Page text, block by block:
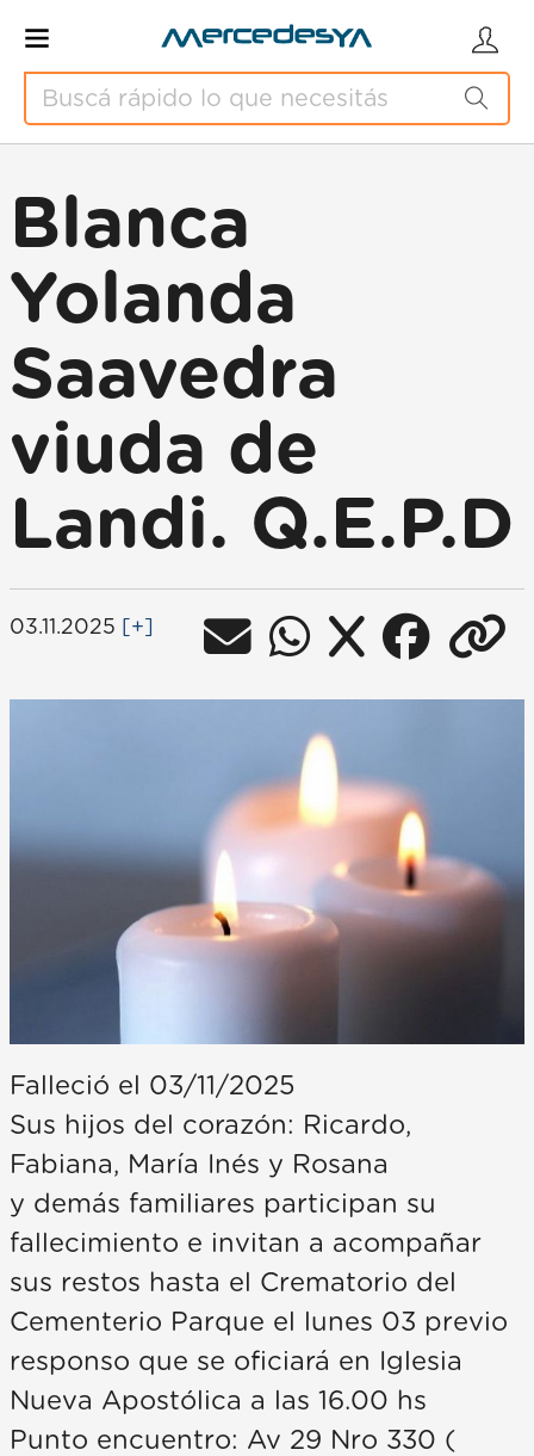
Blanca
Yolanda
Saavedra
viuda de
Landi. Q.E.P.D
03.11.2025 [+]
Falleció el 03/11/2025
Sus hijos del corazón: Ricardo,
Fabiana, María Inés y Rosana
y demás familiares participan su
fallecimiento e invitan a acompañar
sus restos hasta el Crematorio del
Cementerio Parque el lunes 03 previo
responso que se oficiará en Iglesia
Nueva Apostólica a las 16.00 hs
Punto encuentro: Av 29 Nro 330 (